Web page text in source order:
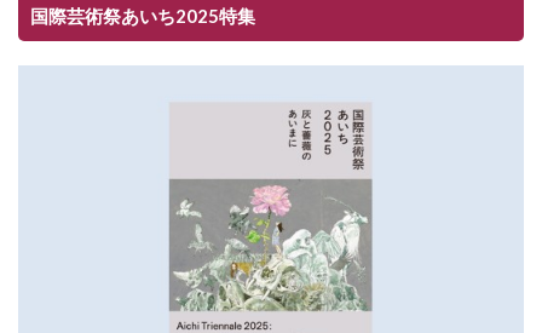
国際芸術祭あいち2025特集